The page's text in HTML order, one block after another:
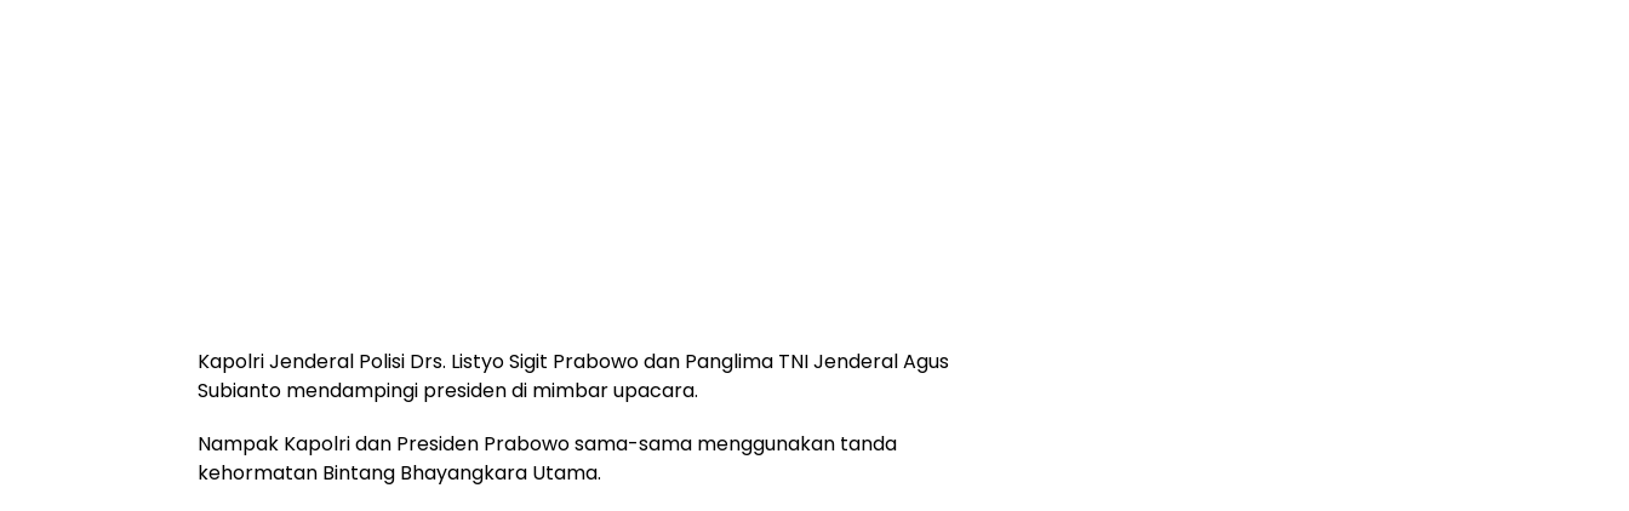
Kapolri Jenderal Polisi Drs. Listyo Sigit Prabowo dan Panglima TNI Jenderal Agus
Subianto mendampingi presiden di mimbar upacara.
Nampak Kapolri dan Presiden Prabowo sama-sama menggunakan tanda
kehormatan Bintang Bhayangkara Utama.